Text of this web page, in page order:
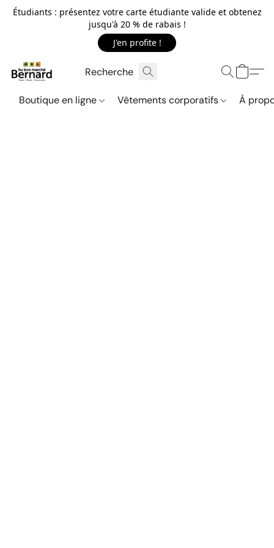
Étudiants : présentez votre carte étudiante valide et obtenez
jusqu'à 20 % de rabais !
J'en profite !
Boutique en ligne Vêtements corporatifs À